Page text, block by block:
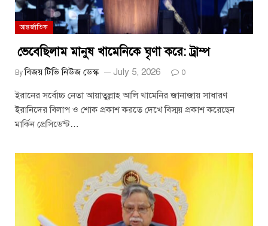
আন্তর্জাতিক
ভেবেছিলাম মানুষ খামেনিকে ঘৃণা করে: ট্রাম্প
By বিজয় টিভি নিউজ ডেস্ক July 5, 2026 0
ইরানের সর্বোচ্চ নেতা আয়াতুল্লাহ আলি খামেনির জানাজায় সাধারণ
ইরানিদের বিলাপ ও শোক প্রকাশ করতে দেখে বিস্ময় প্রকাশ করেছেন
মার্কিন প্রেসিডেন্ট…